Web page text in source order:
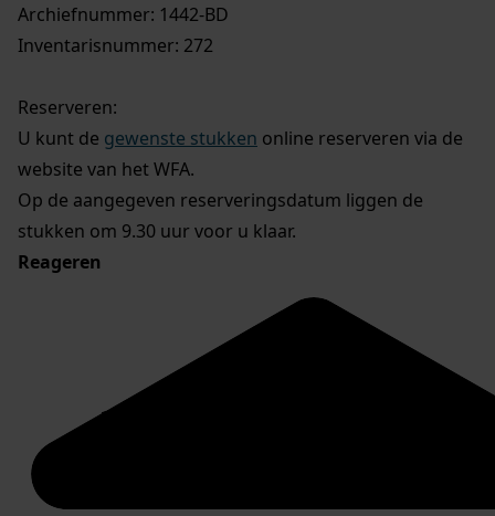
Archiefnummer: 1442-BD
Inventarisnummer: 272
Reserveren:
U kunt de gewenste stukken online reserveren via de
website van het WFA.
Op de aangegeven reserveringsdatum liggen de
stukken om 9.30 uur voor u klaar.
Reageren